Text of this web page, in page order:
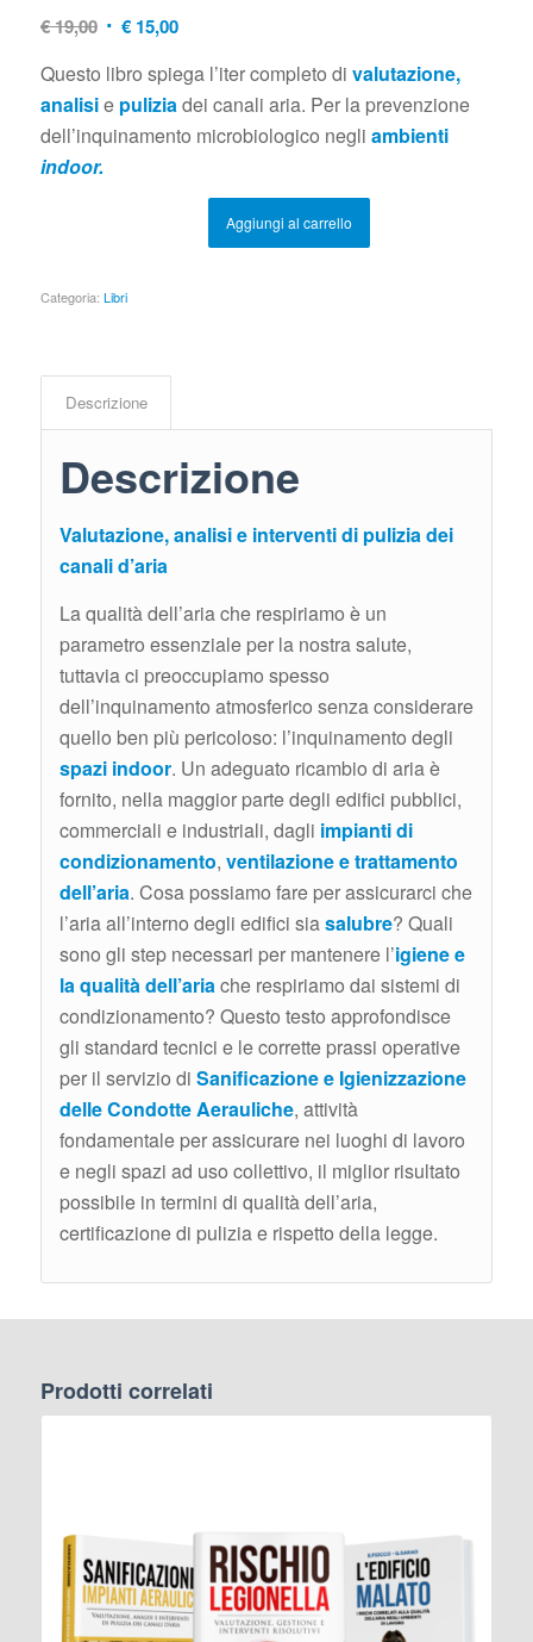
€19,00 Il
originale
era:
€ 19,00.
€15,00Il
attuale
è:
€ 15,00.
Questo libro spiega l’iter completo di valutazione,
analisie puliziadei canali aria. Per la prevenzione
dell’inquinamento microbiologico negli ambienti
indoor.
Aggiungi al carrello
Categoria: Libri
Descrizione
Descrizione
Valutazione, analisi e interventidi pulizia dei
canali d’aria
La qualità dell’aria che respiriamo è un
parametro essenziale per la nostra salute,
tuttavia ci preoccupiamo spesso
dell’inquinamento atmosferico senza considerare
quello ben più pericoloso: l’inquinamento degli
spazi indoor. Un adeguato ricambio di aria è
fornito, nella maggior parte degli edifici pubblici,
commerciali e industriali, dagli impianti di
condizionamento, ventilazione e trattamento
dell’aria. Cosa possiamo fare per assicurarci che
l’aria all’interno degli edifici siasalubre? Quali
sono gli step necessari per mantenere l’igiene e
la qualità dell’aria che respiriamo dai sistemi di
condizionamento? Questo testo approfondisce
gli standard tecnici e le corrette prassi operative
per il servizio di Sanificazione e Igienizzazione
delle Condotte Aerauliche, attività
fondamentale per assicurare nei luoghi di lavoro
e negli spazi ad uso collettivo, il miglior risultato
possibile in termini di qualità dell’aria,
certificazione di pulizia e rispetto della legge.
Prodotti correlati